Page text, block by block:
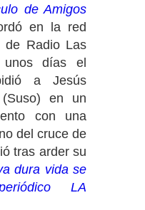
de Amigos
en la red
de Radio Las
días el
a Jesús
en un
con una
del cruce de
tras arder su
dura vida se
LA